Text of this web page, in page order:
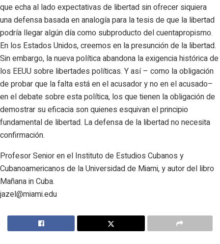
que echa al lado expectativas de libertad sin ofrecer siquiera
una defensa basada en analogía para la tesis de que la libertad
podría llegar algún día como subproducto del cuentapropismo.
En los Estados Unidos, creemos en la presunción de la libertad.
Sin embargo, la nueva política abandona la exigencia histórica de
los EEUU sobre libertades políticas. Y así – como la obligación
de probar que la falta está en el acusador y no en el acusado–
en el debate sobre esta política, los que tienen la obligación de
demostrar su eficacia son quienes esquivan el principio
fundamental de libertad. La defensa de la libertad no necesita
confirmación.
Profesor Senior en el Instituto de Estudios Cubanos y
Cubanoamericanos de la Universidad de Miami, y autor del libro
Mañana in Cuba.
jazel@miami.edu